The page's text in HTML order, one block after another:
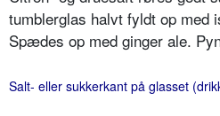
tumblerglas halvt fyldt op med
Spædes op med ginger ale.
Salt- eller sukkerkant på glasset